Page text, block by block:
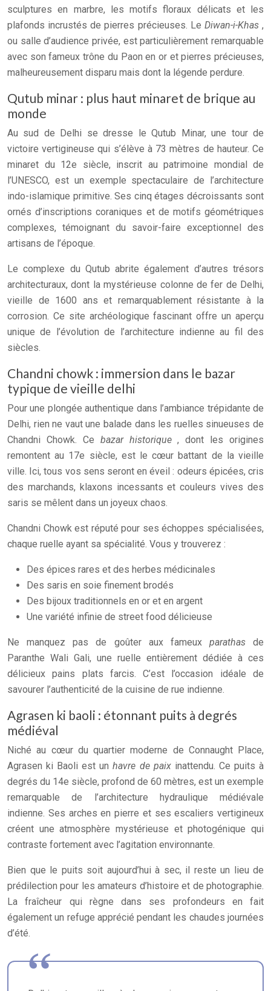
sculptures en marbre, les motifs floraux délicats et les
plafonds incrustés de pierres précieuses. Le Diwan-i-Khas,
ou salle d’audience privée, est particulièrement remarquable
avec son fameux trône du Paon en or et pierres précieuses,
malheureusement disparu mais dont la légende perdure.
Qutub minar : plus haut minaret de brique au
monde
Au sud de Delhi se dresse le Qutub Minar, une tour de
victoire vertigineuse qui s’élève à 73 mètres de hauteur. Ce
minaret du 12e siècle, inscrit au patrimoine mondial de
l’UNESCO, est un exemple spectaculaire de l’architecture
indo-islamique primitive. Ses cinq étages décroissants sont
ornés d’inscriptions coraniques et de motifs géométriques
complexes, témoignant du savoir-faire exceptionnel des
artisans de l’époque.
Le complexe du Qutub abrite également d’autres trésors
architecturaux, dont la mystérieuse colonne de fer de Delhi,
vieille de 1600 ans et remarquablement résistante à la
corrosion. Ce site archéologique fascinant offre un aperçu
unique de l’évolution de l’architecture indienne au fil des
siècles.
Chandni chowk : immersion dans le bazar
typique de vieille delhi
Pour une plongée authentique dans l’ambiance trépidante de
Delhi, rien ne vaut une balade dans les ruelles sinueuses de
Chandni Chowk. Ce bazar historique, dont les origines
remontent au 17e siècle, est le cœur battant de la vieille
ville. Ici, tous vos sens seront en éveil : odeurs épicées, cris
des marchands, klaxons incessants et couleurs vives des
saris se mêlent dans un joyeux chaos.
Chandni Chowk est réputé pour ses échoppes spécialisées,
chaque ruelle ayant sa spécialité. Vous y trouverez :
Des épices rares et des herbes médicinales
Des saris en soie finement brodés
Des bijoux traditionnels en or et en argent
Une variété infinie de street food délicieuse
Ne manquez pas de goûter aux fameux parathas de
Paranthe Wali Gali, une ruelle entièrement dédiée à ces
délicieux pains plats farcis. C’est l’occasion idéale de
savourer l’authenticité de la cuisine de rue indienne.
Agrasen ki baoli : étonnant puits à degrés
médiéval
Niché au cœur du quartier moderne de Connaught Place,
Agrasen ki Baoli est unhavre de paix inattendu. Ce puits à
degrés du 14e siècle, profond de 60 mètres, est un exemple
remarquable de l’architecture hydraulique médiévale
indienne. Ses arches en pierre et ses escaliers vertigineux
créent une atmosphère mystérieuse et photogénique qui
contraste fortement avec l’agitation environnante.
Bien que le puits soit aujourd’hui à sec, il reste un lieu de
prédilection pour les amateurs d’histoire et de photographie.
La fraîcheur qui règne dans ses profondeurs en fait
également un refuge apprécié pendant les chaudes journées
d’été.